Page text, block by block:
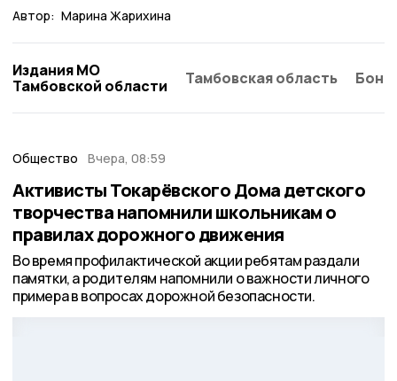
Автор: Марина Жарихина
Издания МО
Тамбовской области
Тамбовская область
Общество Вчера, 08:59
Активисты Токарёвского Дома детского
творчества напомнили школьникам о
правилах дорожного движения
Во время профилактической акции ребятам раздали
памятки, а родителям напомнили о важности личного
примера в вопросах дорожной безопасности.